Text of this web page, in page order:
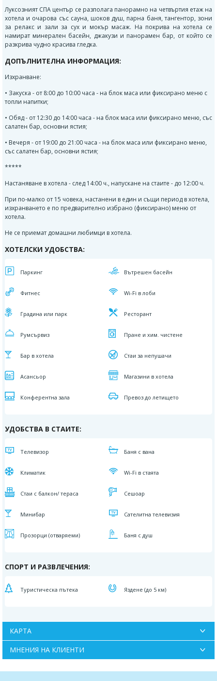
Луксозният СПА център се разполага панорамно на четвъртия етаж на
хотела и очарова със сауна, шоков душ, парна баня, тангентор, зони
за релакс и зали за сух и мокър масаж. На покрива на хотела се
намират минерален басейн, джакузи и панорамен бар, от който се
разкрива чудно красива гледка.
ДОПЪЛНИТЕЛНА ИНФОРМАЦИЯ:
Изхранване:
• Закуска - от 8:00 до 10:00 часа - на блок маса или фиксирано меню с
топли напитки;
• Обяд - от 12:30 до 14:00 часа - на блок маса или фиксирано меню, със
салатен бар, основни ястия;
• Вечеря - от 19:00 до 21:00 часа - на блок маса или фиксирано меню,
със салатен бар, основни ястия;
*****
Настаняване в хотела - след 14:00 ч., напускане на стаите - до 12:00 ч.
При по-малко от 15 човека, настанени в един и същи период в хотела,
изхранването е по предварително избрано (фиксирано) меню от
хотела.
Не се приемат домашни любимци в хотела.
ХОТЕЛСКИ УДОБСТВА:
Паркинг Вътрешен басейн
Фитнес Wi-Fi в лоби
Градина или парк Ресторант
Румсървиз Пране и хим. чистене
Бар в хотела Стаи за непушачи
Асансьор Магазини в хотела
Конферентна зала Превоз до летището
УДОБСТВА В СТАИТЕ:
Телевизор Баня с вана
Климатик Wi-Fi в стаята
Стаи с балкон/ тераса Сешоар
Минибар Сателитна телевизия
Прозорци (отваряеми) Баня с душ
СПОРТ И РАЗВЛЕЧЕНИЯ:
Туристическа пътека Яздене (до 5 км)
КАРТА
МНЕНИЯ НА КЛИЕНТИ